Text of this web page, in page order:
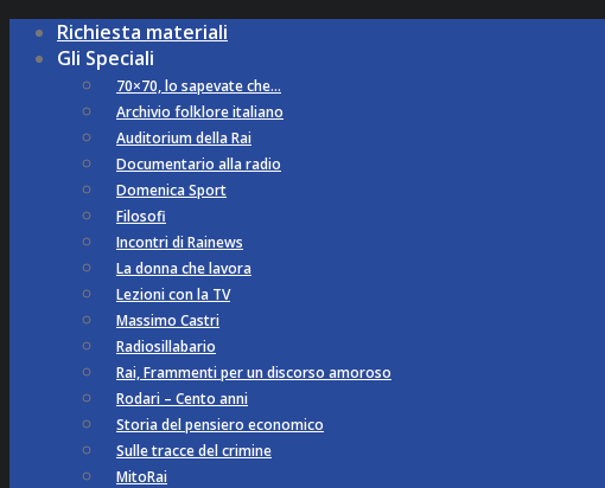
Richiesta materiali
Gli Speciali
70×70, lo sapevate che…
Archivio folklore italiano
Auditorium della Rai
Documentario alla radio
Domenica Sport
Filosofi
Incontri di Rainews
La donna che lavora
Lezioni con la TV
Massimo Castri
Radiosillabario
Rai, Frammenti per un discorso amoroso
Rodari – Cento anni
Storia del pensiero economico
Sulle tracce del crimine
MitoRai